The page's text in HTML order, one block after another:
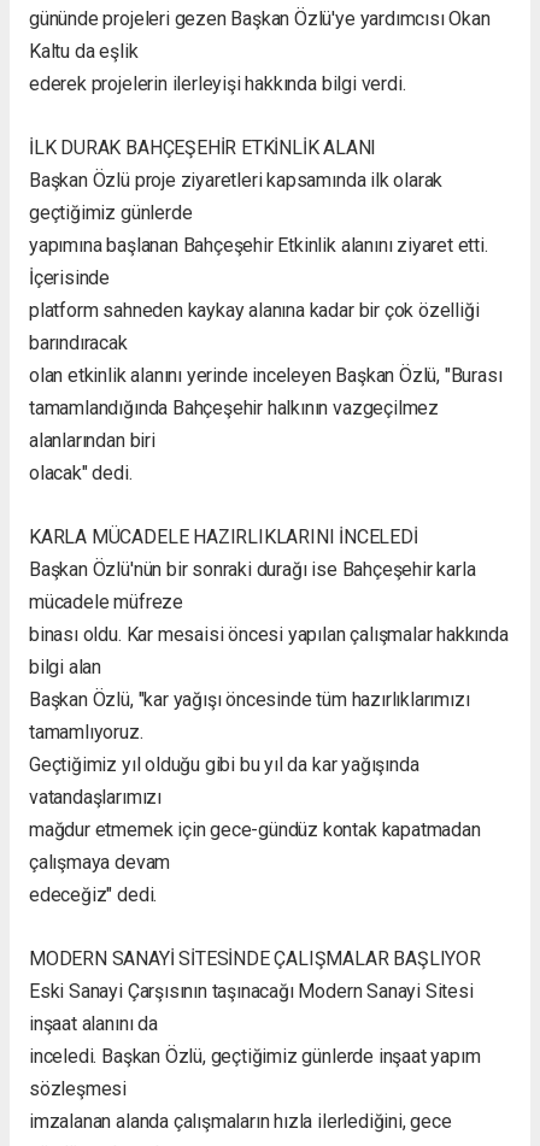
gününde projeleri gezen Başkan Özlü'ye yardımcısı Okan
Kaltu da eşlik
ederek projelerin ilerleyişi hakkında bilgi verdi.
İLK DURAK BAHÇEŞEHİR ETKİNLİK ALANI
Başkan Özlü proje ziyaretleri kapsamında ilk olarak
geçtiğimiz günlerde
yapımına başlanan Bahçeşehir Etkinlik alanını ziyaret etti.
İçerisinde
platform sahneden kaykay alanına kadar bir çok özelliği
barındıracak
olan etkinlik alanını yerinde inceleyen Başkan Özlü, "Burası
tamamlandığında Bahçeşehir halkının vazgeçilmez
alanlarından biri
olacak" dedi.
KARLA MÜCADELE HAZIRLIKLARINI İNCELEDİ
Başkan Özlü'nün bir sonraki durağı ise Bahçeşehir karla
mücadele müfreze
binası oldu. Kar mesaisi öncesi yapılan çalışmalar hakkında
bilgi alan
Başkan Özlü, "kar yağışı öncesinde tüm hazırlıklarımızı
tamamlıyoruz.
Geçtiğimiz yıl olduğu gibi bu yıl da kar yağışında
vatandaşlarımızı
mağdur etmemek için gece-gündüz kontak kapatmadan
çalışmaya devam
edeceğiz" dedi.
MODERN SANAYİ SİTESİNDE ÇALIŞMALAR BAŞLIYOR
Eski Sanayi Çarşısının taşınacağı Modern Sanayi Sitesi
inşaat alanını da
inceledi. Başkan Özlü, geçtiğimiz günlerde inşaat yapım
sözleşmesi
imzalanan alanda çalışmaların hızla ilerlediğini, gece